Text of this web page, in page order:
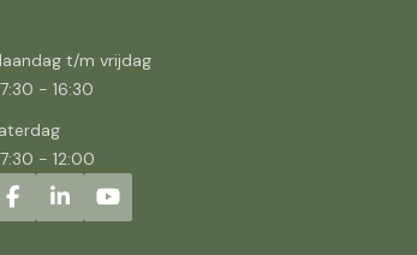
t/m vrijdag
- 16:30
- 12:00